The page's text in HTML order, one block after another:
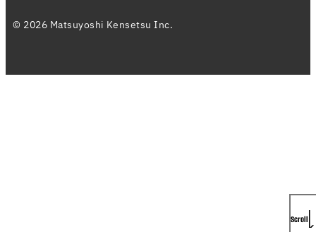
Scroll
© 2026 Matsuyoshi Kensetsu Inc.